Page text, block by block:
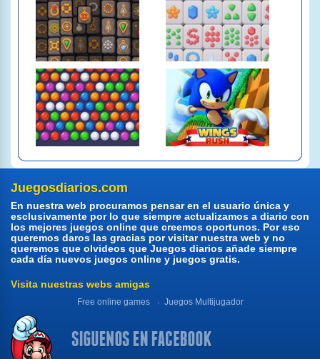
Juegosdiarios.com
En nuestra web procuramos pensar en el usuario única y
esclusivamente por lo que siempre actualizamos a diario con
los mejores juegos online que creemos oportunos. Por eso
queremos daros las gracias por visitar nuestra web y no
queremos que olvideos que Juegos diarios añade siempre
cada día nuevos juegos online y juegos gratis.
Visita nuestras webs amigas
Free online games Juegos Multijugador